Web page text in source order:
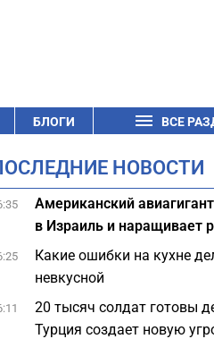
БЛОГИ ВСЕ
НОВОСТИ
Американский
в Израиль и наращивает
Какие ошибки на кухне
невкусной
20 тысяч солдат готовы
Турция создает новую